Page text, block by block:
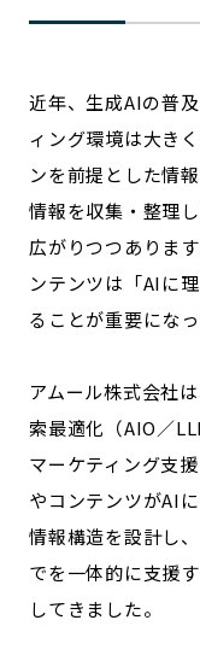
「人」から
記事ライター
近年、生成AIの普
ィング環境は大き
ンを前提とした情
情報を収集・整理
広がりつつありま
ンテンツは「AIに
ることが重要になっ
アムール株式会社
索最適化（AIO／
マーケティング支
やコンテンツがAI
情報構造を設計し
でを一体的に支援
してきました。